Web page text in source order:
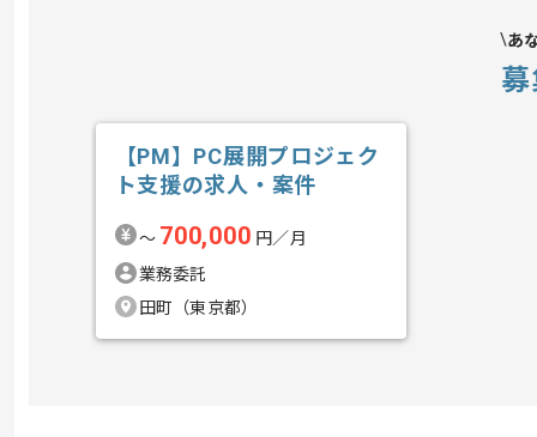
あ
【PM】PC展開プロジェク
ト支援の求人・案件
〜 700,000 円／月
業務委託
田町（東京都）